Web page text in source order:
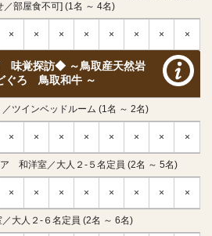
／部屋食不可] (1名 ～ 4名)
× × × × × × × ×
味覚探訪◆ ～鳥取産天然岩
ぐろ 鳥取和牛 ～
ツインベッドルーム (1名 ～ 2名)
× × × × × × × ×
和洋室／大人２-５名定員 (2名 ～ 5名)
× × × × × × × ×
大人２-６名定員 (2名 ～ 6名)